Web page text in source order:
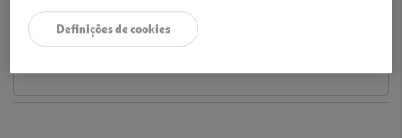
Notas de preparação
Definições de cookies